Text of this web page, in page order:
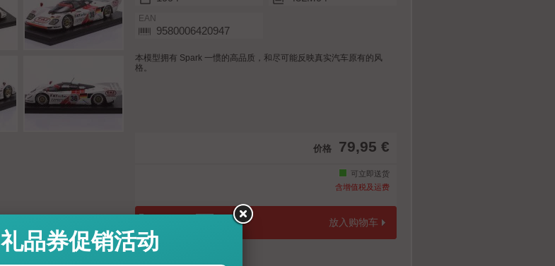
EAN
9580006420947
本模型拥有 Spark 一惯的高品质，和尽可能反映真实汽车原有的风
格。
价格 79,95 €
可立即送货
含增值税及运费
放入购物车
礼品券促销活动